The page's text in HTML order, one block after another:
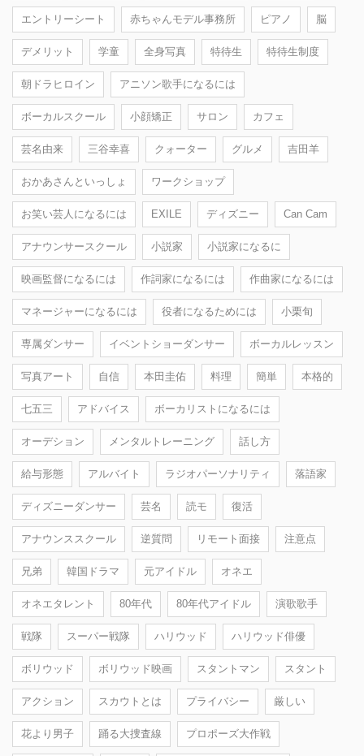
エントリーシート 赤ちゃんモデル事務所 ピアノ 脳
デメリット 学童 全身写真 特待生 特待生制度
朝ドラヒロイン アニソン歌手になるには
ボーカルスクール 小顔矯正 サロン カフェ
芸名由来 三谷幸喜 クォーター グルメ 吉田羊
おかあさんといっしょ ワークショップ
お笑い芸人になるには EXILE ディズニー Can Cam
アナウンサースクール 小説家 小説家になるに
映画監督になるには 作詞家になるには 作曲家になるには
マネージャーになるには 役者になるためには 小栗旬
専属ダンサー イベントショーダンサー ボーカルレッスン
写真アート 自信 本田圭佑 料理 簡単 本格的
七五三 アドバイス ボーカリストになるには
オーデション メンタルトレーニング 話し方
給与形態 アルバイト ラジオパーソナリティ 落語家
ディズニーダンサー 芸名 読モ 復活
アナウンススクール 逆質問 リモート面接 注意点
兄弟 韓国ドラマ 元アイドル オネエ
オネエタレント 80年代 80年代アイドル 演歌歌手
戦隊 スーパー戦隊 ハリウッド ハリウッド俳優
ボリウッド ボリウッド映画 スタントマン スタント
アクション スカウトとは プライバシー 厳しい
花より男子 踊る大捜査線 プロポーズ大作戦